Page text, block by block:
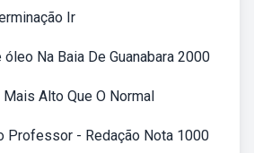
Ir
Na Baia De Guanabara 2000
Alto Que O Normal
Professor - Redação Nota 1000